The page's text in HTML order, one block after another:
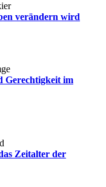
verändern wird
Gerechtigkeit im
Zeitalter der